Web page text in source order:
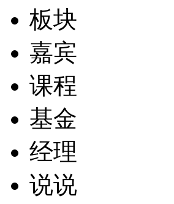
板块
嘉宾
课程
基金
经理
说说